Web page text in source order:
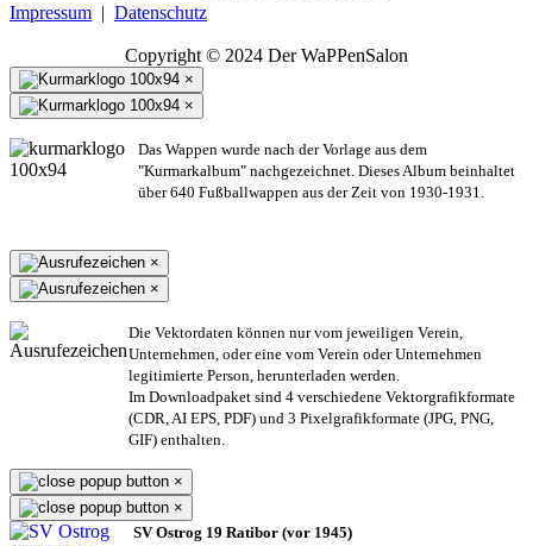
Impressum | Datenschutz
Copyright © 2024 Der WaPPenSalon
×
×
Das Wappen wurde nach der Vorlage aus dem
"Kurmarkalbum" nachgezeichnet. Dieses Album beinhaltet
über 640 Fußballwappen aus der Zeit von 1930-1931.
×
×
Die Vektordaten können nur vom jeweiligen Verein,
Unternehmen, oder eine vom Verein oder Unternehmen
legitimierte Person, herunterladen werden.
Im Downloadpaket sind 4 verschiedene Vektorgrafikformate
(CDR, AI EPS, PDF) und 3 Pixelgrafikformate (JPG, PNG,
GIF) enthalten.
×
×
SV Ostrog 19 Ratibor (vor 1945)